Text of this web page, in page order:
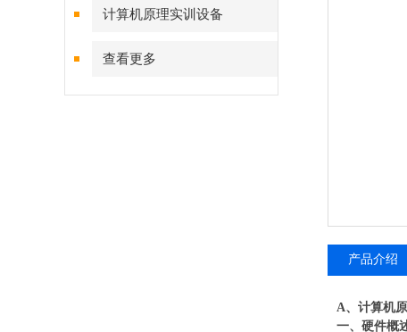
计算机原理实训设备
查看更多
产品介绍
A、 计算机
一、硬件概